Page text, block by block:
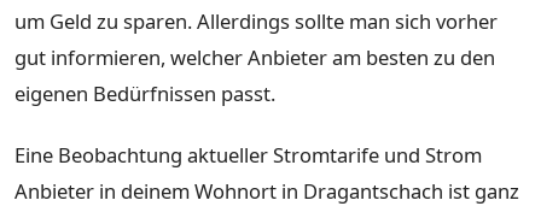
um Geld zu sparen. Allerdings sollte man sich vorher
gut informieren, welcher Anbieter am besten zu den
eigenen Bedürfnissen passt.
Eine Beobachtung aktueller Stromtarife und Strom
Anbieter in deinem Wohnort in Dragantschach ist ganz